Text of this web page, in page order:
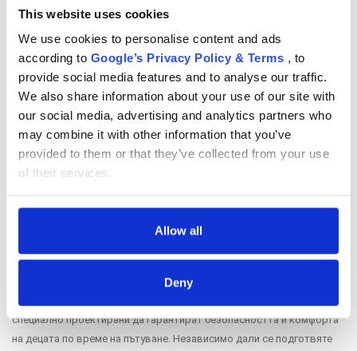
This website uses cookies
We use cookies to personalise content and ads
according to Google’s Privacy Policy & Terms , to
provide social media features and to analyse our traffic.
We also share information about your use of our site with
our social media, advertising and analytics partners who
may combine it with other information that you’ve
provided to them or that they’ve collected from your use
of their services.
Allow all
Deny
Шоурум
Депозит
МАРКИ
Политика за поверителност
Политика за бисквитки
Политика за доставка и връщане
Протектор за столче за кола,
Prince Lionheart, компактен
23 €
Протектор за столче за кола
Prince Lionheart за Tesla
60 €
PRINCE LIONHEART – артикули, които
предлагат безопасност и комфорт при
PRINCE LIONHEART се радва на дълга традиция в предоставянето
40 години, марката се превърна в синоним на иновации и
безопасност в тази индустрия. По този начин PRINCE LIONHEART
специално проектирани да гарантират безопасността и комфорта
на децата по време на пътуване. Независимо дали се подготвяте